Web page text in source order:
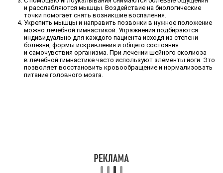
и расслабляются мышцы. Воздействие на биологические
точки помогает снять возникшие воспаления.
Укрепить мышцы и направить позвонки в нужное положение
можно лечебной гимнастикой. Упражнения подбираются
индивидуально для каждого пациента исходя из степени
болезни, формы искривления и общего состояния
и самочувствия организма. При лечении шейного сколиоза
в лечебной гимнастике часто используют элементы йоги. Это
позволяет восстановить кровообращение и нормализовать
питание головного мозга.